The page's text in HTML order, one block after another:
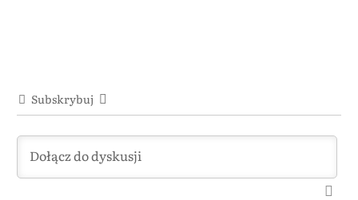
Subskrybuj